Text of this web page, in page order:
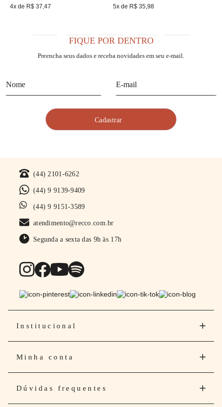
4x de R$ 37,47 5x de R$ 35,98
FIQUE POR DENTRO
Preencha seus dados e receba novidades em seu e-mail.
(44) 2101-6262
(44) 9 9139-9409
(44) 9 9151-3589
atendimento@recco.com.br
Segunda a sexta das 9h às 17h
Institucional
Minha conta
Dúvidas frequentes